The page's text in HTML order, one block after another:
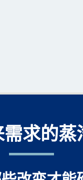
求的蒸